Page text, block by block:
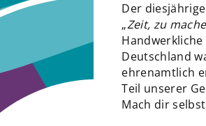
Der
„Zeit, zu
Deutschland
ehrenamtlich
Teil unserer
Mach dir